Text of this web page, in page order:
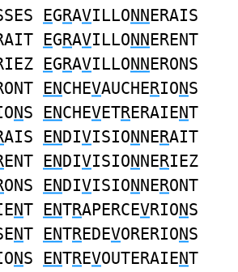
EGRAVILLONNERAIS
EGRAVILLONNERENT
EGRAVILLONNERONS
ENCHEVAUCHERIONS
NS ENCHEVETRERAIENT
AIS ENDIVISIONNERAIT
ENT ENDIVISIONNERIEZ
ONS ENDIVISIONNERONT
NT ENTRAPERCEVRIONS
NT ENTREDEVORERIONS
NS ENTREVOUTERAIENT